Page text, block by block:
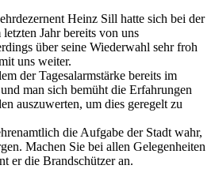
Heinz Sill hatte sich bei der
Jahr bereits von uns
über seine Wiederwahl sehr froh
uns weiter.
der Tagesalarmstärke bereits im
man sich bemüht die Erfahrungen
auszuwerten, um dies geregelt zu
die Aufgabe der Stadt wahr,
Machen Sie bei allen Gelegenheiten
er die Brandschützer an.